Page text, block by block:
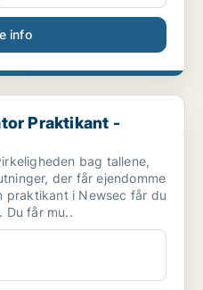
info
- august 2027
Praktikant -
bag tallene,
der får ejendomme
praktikant i Newsec får du
Du får mu..